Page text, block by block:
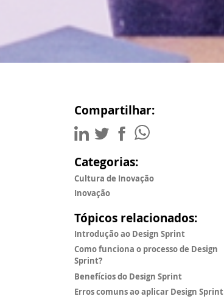
Compartilhar:
Categorias:
Cultura de Inovação
Inovação
Tópicos relacionados:
Introdução ao Design Sprint
Como funciona o processo de Design
Sprint?
Benefícios do Design Sprint
Erros comuns ao aplicar Design Sprint